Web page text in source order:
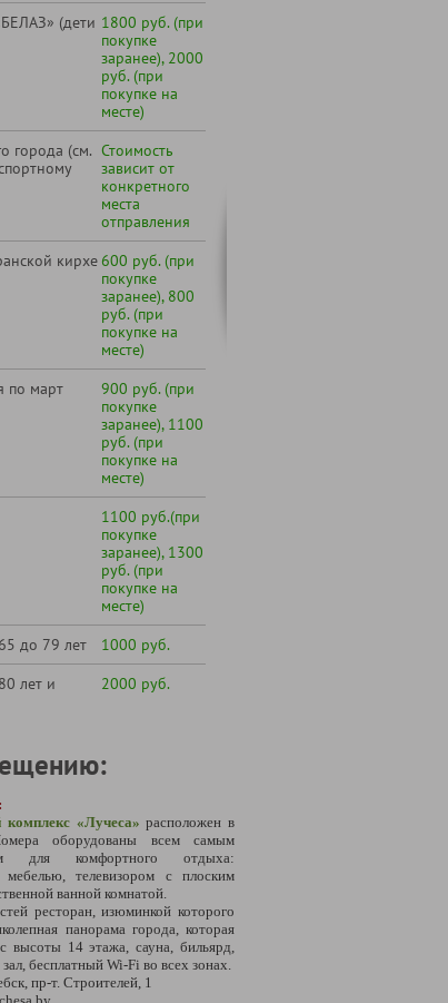
(дети 1800 руб. (при
покупке
заранее), 2000
руб. (при
покупке на
месте)
города (см. Стоимость
зависит от
конкретного
места
отправления
кирхе 600 руб. (при
покупке
заранее), 800
руб. (при
покупке на
месте)
по март
900 руб. (при
покупке
заранее), 1100
руб. (при
покупке на
месте)
1100 руб.(при
покупке
заранее), 1300
руб. (при
покупке на
месте)
до 79 лет
1000 руб.
лет и
2000 руб.
комплекс «Лучеса» расположен в
оборудованы всем самым
для комфортного отдыха:
мебелью, телевизором с плоским
ванной комнатой.
ресторан, изюминкой которого
панорама города, которая
высоты 14 этажа, сауна, бильярд,
бесплатный Wi-Fi во всех зонах.
пр-т. Строителей, 1